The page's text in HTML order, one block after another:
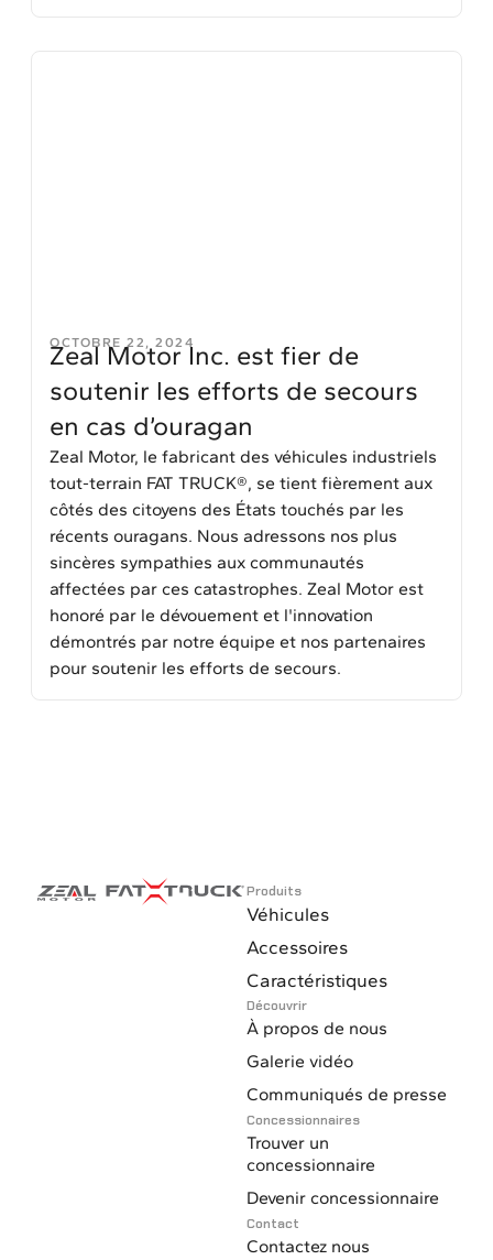
OCTOBRE 22, 2024
Zeal Motor Inc. est fier de
soutenir les efforts de secours
en cas d’ouragan
Zeal Motor, le fabricant des véhicules industriels
tout-terrain FAT TRUCK®, se tient fièrement aux
côtés des citoyens des États touchés par les
récents ouragans. Nous adressons nos plus
sincères sympathies aux communautés
affectées par ces catastrophes. Zeal Motor est
honoré par le dévouement et l'innovation
démontrés par notre équipe et nos partenaires
pour soutenir les efforts de secours.
Produits
Véhicules
Accessoires
Caractéristiques
Découvrir
À propos de nous
Galerie vidéo
Communiqués de presse
Concessionnaires
Trouver un
concessionnaire
Devenir concessionnaire
Contact
Contactez nous